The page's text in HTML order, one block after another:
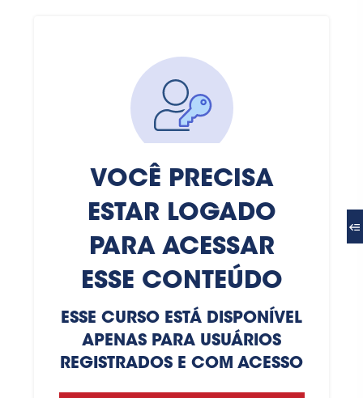
VOCÊ PRECISA
ESTAR LOGADO
PARA ACESSAR
ESSE CONTEÚDO
ESSE CURSO ESTÁ DISPONÍVEL
APENAS PARA USUÁRIOS
REGISTRADOS E COM ACESSO